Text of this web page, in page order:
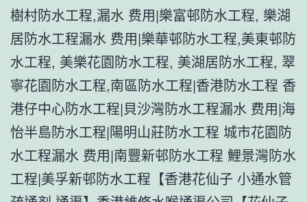
樹村防水工程,漏水 费用|樂富邨防水工程, 樂湖
居防水工程漏水 费用|樂華邨防水工程,美東邨防
水工程, 美樂花園防水工程, 美湖居防水工程, 翠
寧花園防水工程,南區防水工程|香港防水工程 香
港仔中心防水工程|貝沙灣防水工程漏水 费用|海
怡半島防水工程|陽明山莊防水工程 城市花園防
水工程漏水 费用|南豐新邨防水工程 鯉景灣防水
工程|美孚新邨防水工程【香港花仙子 小通水管